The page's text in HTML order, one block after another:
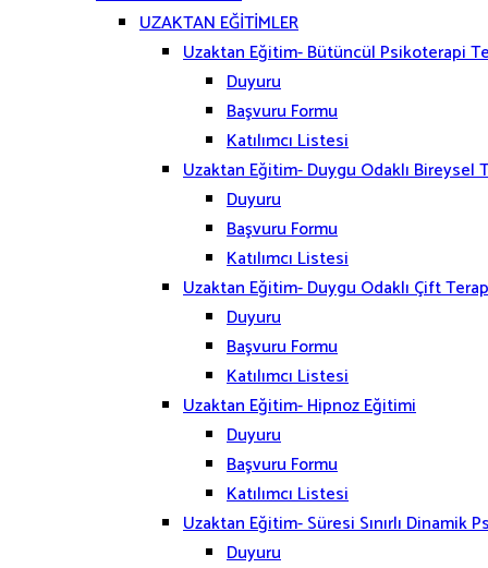
UZAKTAN EĞİTİMLER
Uzaktan Eğitim- Bütüncül Psikoterapi
Duyuru
Başvuru Formu
Katılımcı Listesi
Uzaktan Eğitim- Duygu Odaklı Bireysel
Duyuru
Başvuru Formu
Katılımcı Listesi
Uzaktan Eğitim- Duygu Odaklı Çift
Duyuru
Başvuru Formu
Katılımcı Listesi
Uzaktan Eğitim- Hipnoz Eğitimi
Duyuru
Başvuru Formu
Katılımcı Listesi
Uzaktan Eğitim- Süresi Sınırlı Dinamik
Duyuru